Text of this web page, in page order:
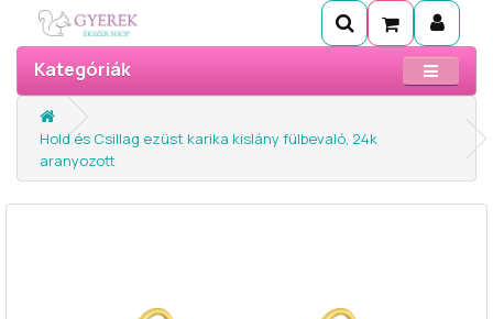
Kategóriák
Hold és Csillag ezüst karika kislány fülbevaló, 24k
aranyozott